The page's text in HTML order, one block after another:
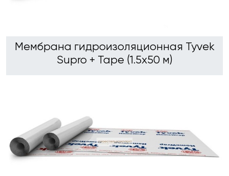
Мембрана гидроизоляционная Tyvek
Supro + Tape (1.5х50 м)